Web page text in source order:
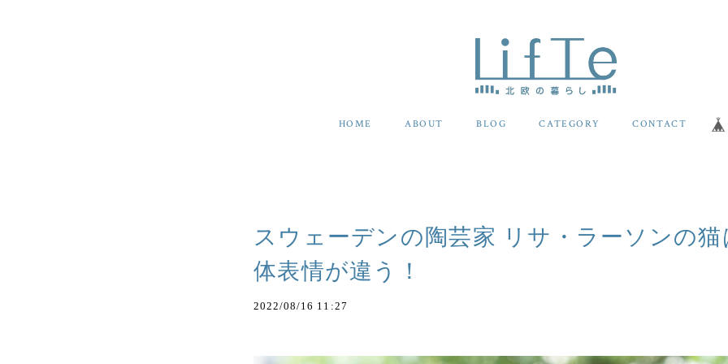
HOME ABOUT BLOG CATEGORY CONTACT
スウェーデンの陶芸家 リサ・ラーソンの
体表情が違う！
2022/08/16 11:27